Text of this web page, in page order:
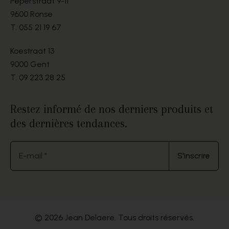
9600 Ronse
T. 055 21 19 67
Koestraat 13
9000 Gent
T. 09 223 28 25
Restez informé de nos derniers produits et
des dernières tendances.
E-mail * S'inscrire
© 2026 Jean Delaere. Tous droits réservés.